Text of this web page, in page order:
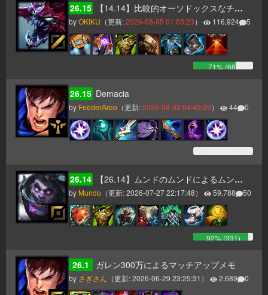
26.15 【14.14】比較的オーソドックスなチョガスガイド（タンク、AP二本立て）
byOKIKU （更新:2026-08-05 01:03:23） 116,924 5
71% (66
26.15 Demacia
by FeederAreo （更新:2026-08-02 04:49:39） 44 0
26.14 【26.14】ムンドのムンドによるムンドのためのムンドガイド
by Mundo （更新:2026-07-27 22:17:48） 59,788 50
92% (331)
26.1 ガレン300万によるマッチアップメモ
by さぎさん （更新:2026-06-29 23:25:31 ） 2,689 0